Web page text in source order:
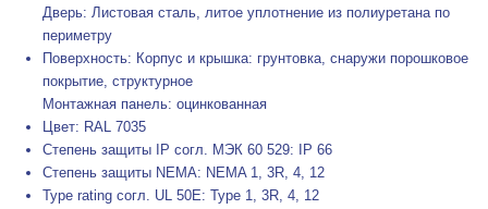
Дверь: Листовая сталь, литое уплотнение из полиуретана по
периметру
Поверхность: Корпус и крышка: грунтовка, снаружи порошковое
покрытие, структурное
Монтажная панель: оцинкованная
Цвет: RAL 7035
Степень защиты IP согл. МЭК 60 529: IP 66
Степень защиты NEMA: NEMA 1, 3R, 4, 12
Type rating согл. UL 50E: Type 1, 3R, 4, 12